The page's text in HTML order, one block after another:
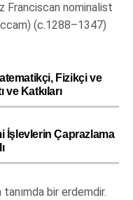
Franciscan nominalist
(c.1288–1347)
Fizikçi ve
ve Katkıları
İşlevlerin Çaprazlama
bir erdemdir.